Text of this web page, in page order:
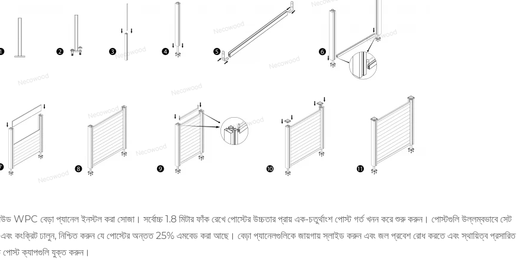
WPC বেড়া প্যানেল ইনস্টল করা সোজা। সর্বোচ্চ 1.8 মিটার ফাঁক রেখে পোস্টের উচ্চতার প্রায় এক-চতুর্থাংশ পোস্ট গর্ত খনন করে শুরু করুন। পোস্টগুলি উল্লম্বভাবে সেট
কংক্রিট ঢালুন, নিশ্চিত করুন যে পোস্টের অন্তত 25% এমবেড করা আছে। বেড়া প্যানেলগুলিকে জায়গায় স্লাইড করুন এবং জল প্রবেশ রোধ করতে এবং স্থায়িত্ব প্রসারিত
পোস্ট ক্যাপগুলি যুক্ত করুন।